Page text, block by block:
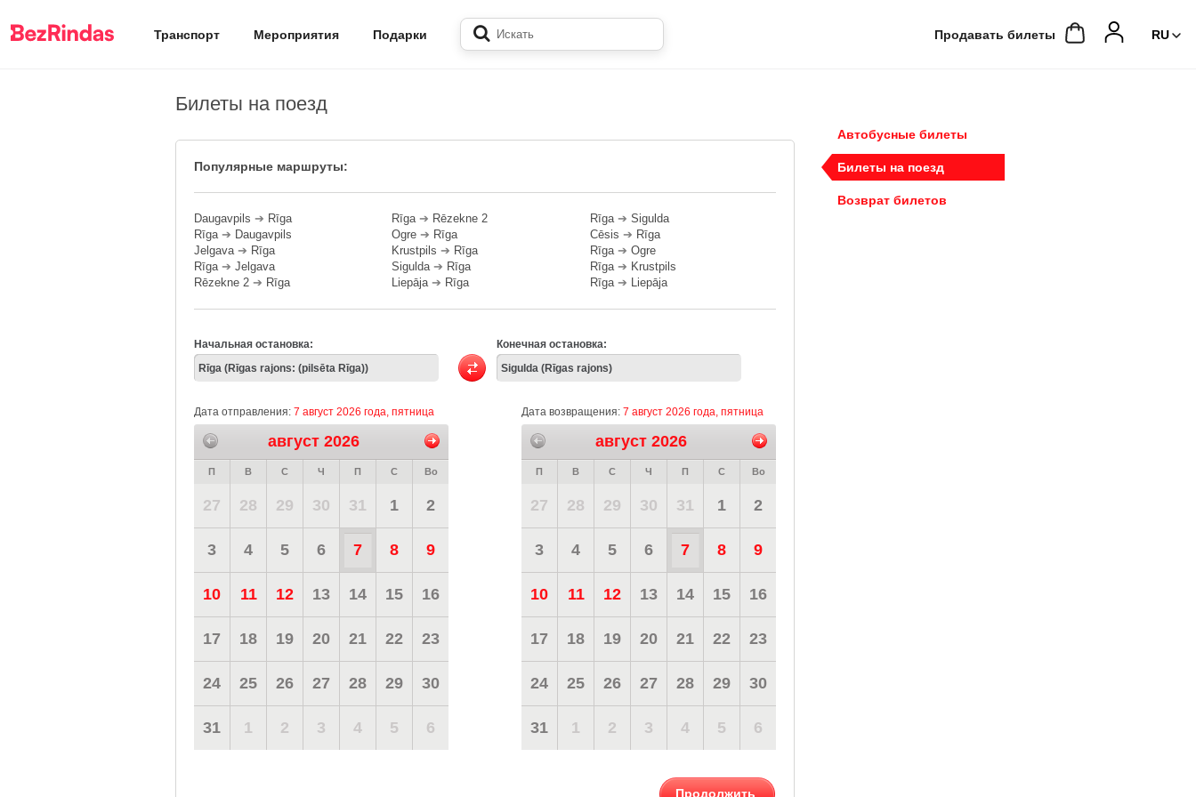
Транспорт Мероприятия Подарки Продавать билеты
Билеты на поезд
Популярные маршруты:
Daugavpils ➔ Rīga
Rīga➔ Daugavpils
Jelgava➔ Rīga
Rīga➔ Jelgava
Rēzekne 2 ➔ Rīga
Rīga➔ Rēzekne 2
Ogre ➔ Rīga
Krustpils ➔ Rīga
Sigulda➔ Rīga
Liepāja➔ Rīga
Rīga➔ Sigulda
Cēsis ➔ Rīga
Rīga➔ Ogre
Rīga➔ Krustpils
Rīga➔ Liepāja
Начальная остановка: Конечная остановка:
Дата отправления: 7 август 2026 года, пятница
август 2026
П В С Ч П С Во
27 28 29 30 31 1 2
3 4 5 6 7 8 9
10 11 12 13 14 15 16
17 18 19 20 21 22 23
24 25 26 27 28 29 30
31 1 2 3 4 5 6
Дата возвращения: 7 август 2026 года, пятница
август 2026
П В С Ч П С Во
27 28 29 30 31 1 2
3 4 5 6 7 8 9
10 11 12 13 14 15 16
17 18 19 20 21 22 23
24 25 26 27 28 29 30
31 1 2 3 4 5 6
Продолжить
Автобусные билеты
Билеты на поезд
Возврат билетов